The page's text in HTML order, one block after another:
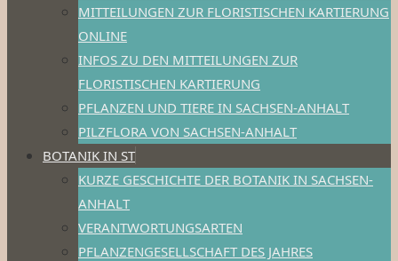
MITTEILUNGEN ZUR FLORISTISCHEN KARTIERUNG
ONLINE
INFOS ZU DEN MITTEILUNGEN ZUR
FLORISTISCHEN KARTIERUNG
PFLANZEN UND TIERE IN SACHSEN-ANHALT
PILZFLORA VON SACHSEN-ANHALT
BOTANIK IN ST
KURZE GESCHICHTE DER BOTANIK IN SACHSEN-
ANHALT
VERANTWORTUNGSARTEN
PFLANZENGESELLSCHAFT DES JAHRES